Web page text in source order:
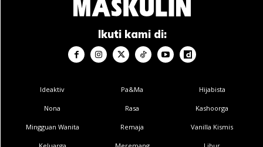
Ikuti kami di:
Ideaktiv
Nona
Mingguan Wanita
Pa&Ma
Rasa
Remaja
Hijabista
Kashoorga
Vanilla Kismis